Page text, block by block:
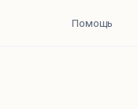
Помощь